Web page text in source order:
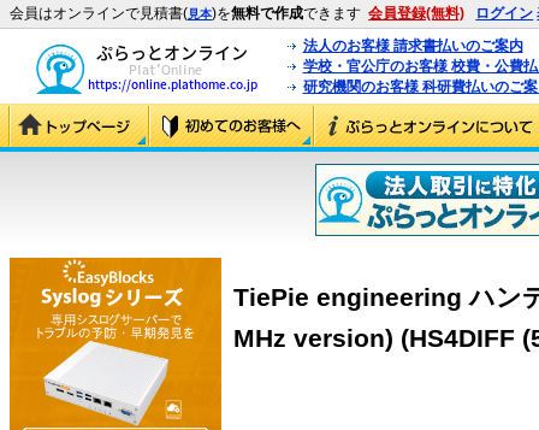
会員はオンラインで見積書(見本)を無料で作成できます 会員登録(無料) ログイン
法人のお客様 請求書払いのご案内
学校・官公庁のお客様 校費・公費
研究機関のお客様 科研費払いのご
TiePie engineering ハン
MHz version) (HS4DIFF